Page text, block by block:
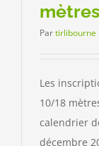
mètres
Partirlibourne
Les
10/18
calendrier
décembre